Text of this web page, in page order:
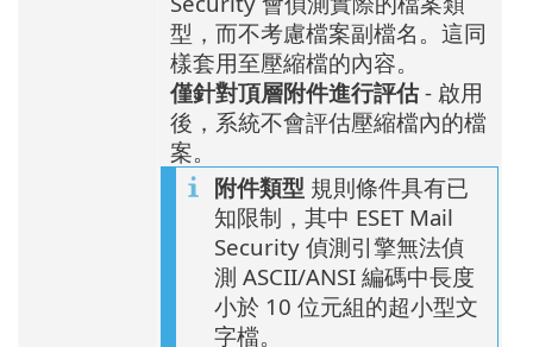
型，而不考慮檔案副檔名。這同
樣套用至壓縮檔的內容。
僅針對頂層附件進行評估- 啟用
後，系統不會評估壓縮檔內的檔
案。
附件類型 規則條件具有已
知限制，其中 ESET Mail
Security 偵測引擎無法偵
測 ASCII/ANSI 編碼中長度
小於 10 位元組的超小型文
字檔。